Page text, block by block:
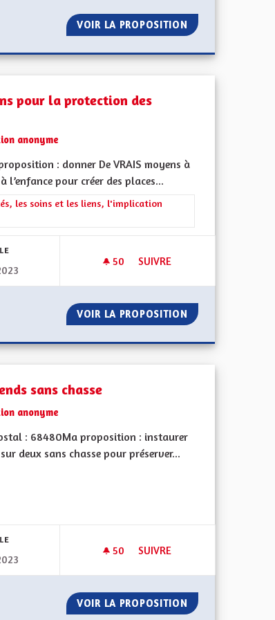
DE MOUVEMENT.VOIR LA PROPOSITION DES MÉDIAS
en France et en Europe
L'ALSACIEN À L'ÉCOLE
DE L'ALSACIEN À L'ÉCOLE
pour la protection des
anonyme
: donner De VRAIS moyens à
l’enfance pour créer des places...
de la catégorie : Les solidarités, les soins et les liens,
les soins et les liens, l'implication
50 50 ABONNÉS
SUIVRE
VOIR LA PROPOSITION DES MOYENS
en France et en Europe
LA MATERNELLE
ANGLAIS DÈS LA MATERNELLE
sans chasse
anonyme
: 68480Ma proposition : instaurer
deux sans chasse pour préserver...
de la catégorie : Autres
50 50 ABONNÉS
SUIVRE
VOIR LA PROPOSITION DES WEEKENDS